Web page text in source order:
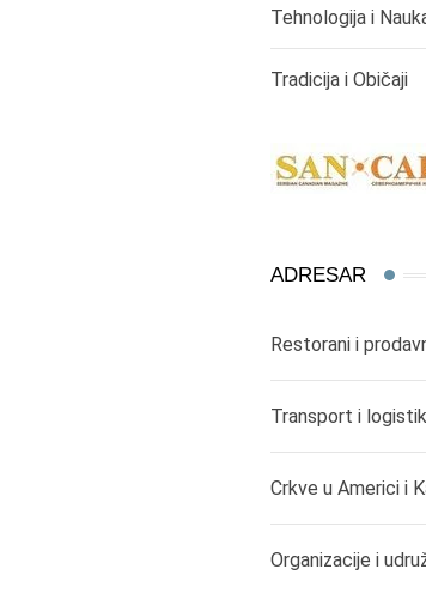
Tehnologija i
Tradicija i Običaji
ADRESAR
Restorani i
Transport i
Crkve u Americi i
Organizacije i